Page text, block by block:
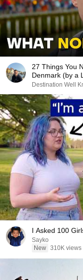
27 Things You
Denmark (by
Destination Well
I Asked 100
Sayko
New 310K views